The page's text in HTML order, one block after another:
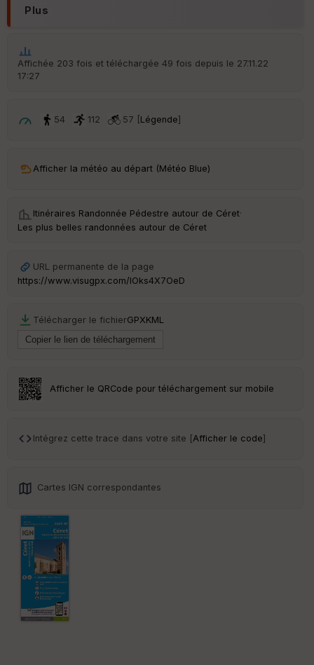
Plus
Affichée 203 fois et téléchargée 49 fois depuis le 27.11.22
17:27
54 112 57 [Légende]
Afficher la météo au départ (Météo Blue)
Itinéraires Randonnée Pédestre autour de Céret·
Les plus belles randonnées autour de Céret
URL permanente de la page
https://www.visugpx.com/IOks4X7OeD
Télécharger le fichierGPXKML
Afficher le QRCode pour téléchargement sur mobile
Intégrez cette trace dans votre site [Afficher le code]
Cartes IGN correspondantes